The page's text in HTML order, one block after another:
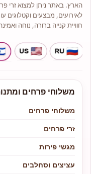
הארץ. באתר ניתן למצוא זרי
לאירועים, מבצעים וקטלוגים
חוויית קנייה ברורה, נוחה
משלוחי פרחים
משלוחי פרחים
זרי פרחים
מגשי פירות
עציצים וסחלבים